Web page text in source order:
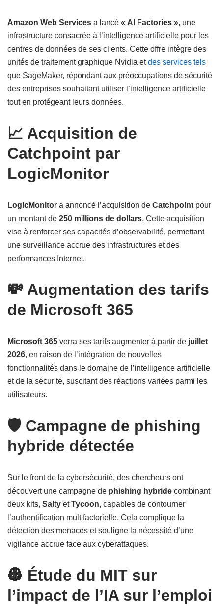
Amazon Web Services a lancé « AI Factories », une
infrastructure consacrée à l’intelligence artificielle pour les
centres de données de ses clients. Cette offre intègre des
unités de traitement graphique Nvidia etdes services tels
que SageMaker, répondant aux préoccupations de sécurité
des entreprises souhaitant utiliser l’intelligence artificielle
tout en protégeant leurs données.
📈 Acquisition de
Catchpoint par
LogicMonitor
LogicMonitor a annoncé l’acquisition de Catchpoint pour
un montant de 250 millions de dollars. Cette acquisition
vise à renforcer ses capacités d’observabilité, permettant
une surveillance accrue des infrastructures et des
performances Internet.
💸 Augmentation des tarifs
de Microsoft 365
Microsoft 365 verra ses tarifs augmenter à partir de juillet
2026, en raison de l’intégration de nouvelles
fonctionnalités dans le domaine de l’intelligence artificielle
et de la sécurité, suscitant des réactions variées parmi les
utilisateurs.
🛡️ Campagne de phishing
hybride détectée
Sur le front de la cybersécurité, des chercheurs ont
découvert une campagne de phishing hybride combinant
deux kits, Salty etTycoon, capables de contourner
l’authentification multifactorielle. Cela complique la
détection des menaces et souligne la nécessité d’une
vigilance accrue face aux cyberattaques.
👷 Étude du MIT sur
l’impact de l’IA sur l’emploi